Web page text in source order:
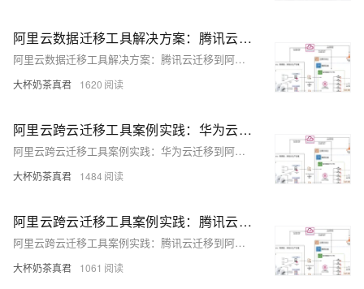
阿里云数据迁移工具解决方案：腾讯云迁移到阿里云
阿里云数据迁移工具解决方案：腾讯云迁移到阿里云
大杯奶茶真君 1620
阿里云跨云迁移工具案例实践：华为云迁移到阿里云
阿里云跨云迁移工具案例实践：华为云迁移到阿里云
大杯奶茶真君 1484
阿里云跨云迁移工具案例实践：腾讯云迁移到阿里云
阿里云跨云迁移工具案例实践：腾讯云迁移到阿里云
大杯奶茶真君 1061